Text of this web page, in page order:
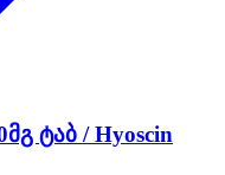
ტაბ / Hyoscin